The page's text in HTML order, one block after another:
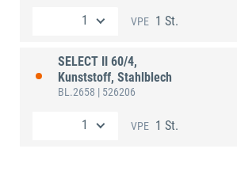
VPE 1 St.
SELECT II 60/4,
Kunststoff, Stahlblech
BL.2658 | 526206
VPE 1 St.